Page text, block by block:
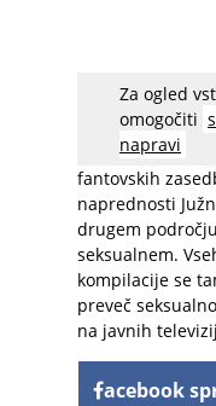
Za ogled
omogočiti
napravi
Korejski pop
priljubljen po
najde kakšen
fantovskih
naprednosti
drugem
seksualnem.
kompilacije se
preveč
na javnih
acebook